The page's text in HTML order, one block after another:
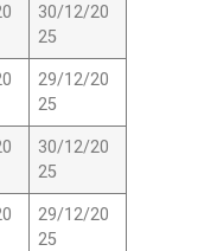
30/12/20
25
29/12/20
25
30/12/20
25
29/12/20
25